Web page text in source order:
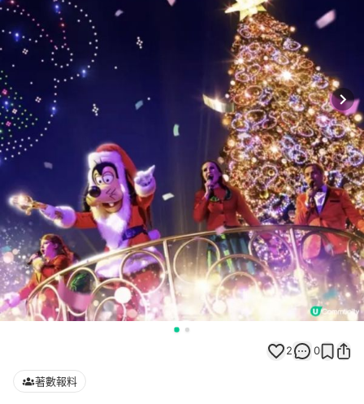
2 0
著數報料